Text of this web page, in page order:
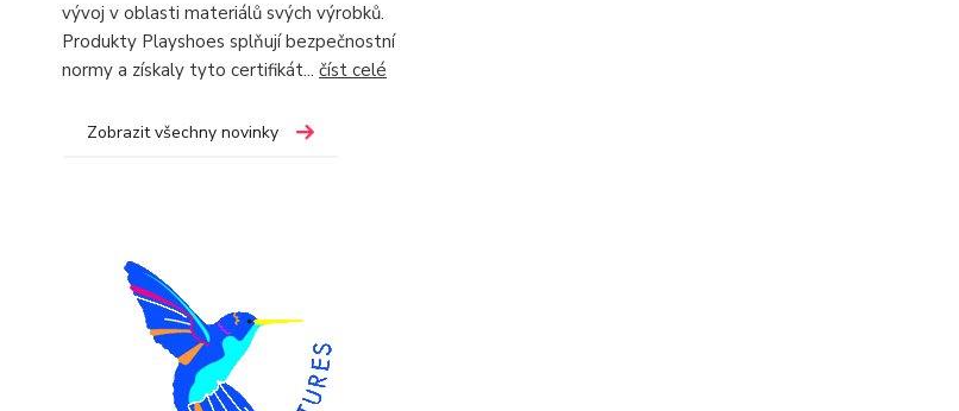
vývoj v oblasti materiálů svých výrobků.
Produkty Playshoes splňují bezpečnostní
normy a získaly tyto certifikát... číst celé
Zobrazit všechny novinky